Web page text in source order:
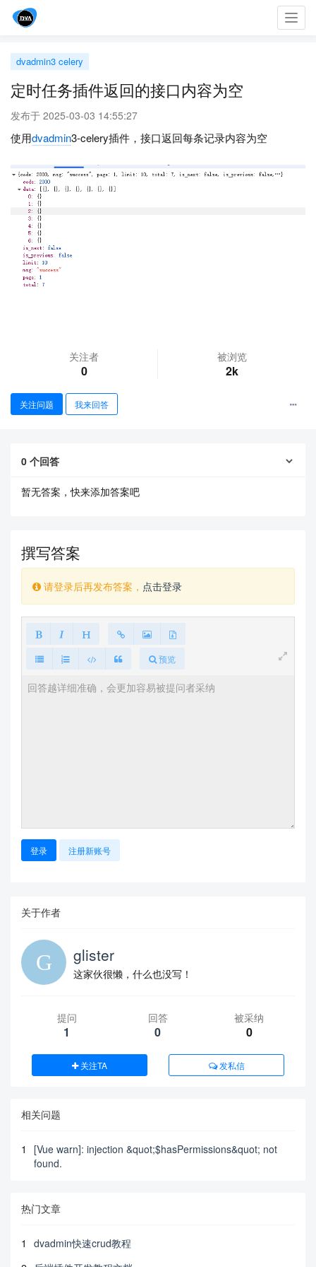
dvadmin3 celery
定时任务插件返回的接口内容为空
发布于 2025-03-03 14:55:27
使用dvadmin3-celery插件，接口返回每条记录内容为空
关注者
0
被浏览
2k
关注问题 我来回答
0 个回答
暂无答案，快来添加答案吧
撰写答案
请登录后再发布答案， 点击登录
预览
登录 注册新账号
关于作者
glister
这家伙很懒，什么也没写！
提问
1
回答
0
被采纳
0
关注TA 发私信
相关问题
1
[Vue warn]: injection &quot;$hasPermissions&quot; not
found.
热门文章
1
dvadmin快速crud教程